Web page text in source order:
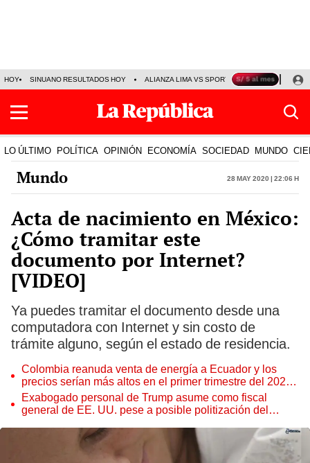
HOY SINUANO RESULTADOS HOY ALIANZA LIMA VS SPORT BOYS JORGE
LO ÚLTIMO POLÍTICA OPINIÓN ECONOMÍA SOCIEDAD MUNDO
Mundo 28 May 2020 | 22:06 h
Acta de nacimiento en México:
¿Cómo tramitar este
documento por Internet?
[VIDEO]
Ya puedes tramitar el documento desde una
computadora con Internet y sin costo de
trámite alguno, según el estado de residencia.
Colombia reanuda venta de energía a Ecuador y los
precios serían más altos en el primer trimestre del 2027,
según Cenace
Exabogado personal de Trump asume como fiscal
general de EE. UU. pese a posible politización del